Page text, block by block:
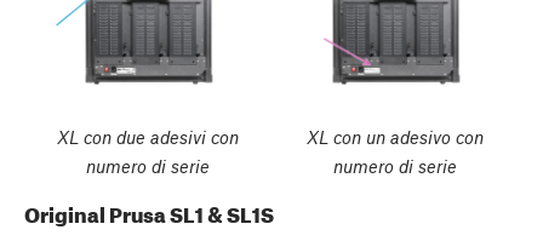
XL con due adesivi con
numero di serie
XL con un adesivo con
numero di serie
Original Prusa SL1 & SL1S